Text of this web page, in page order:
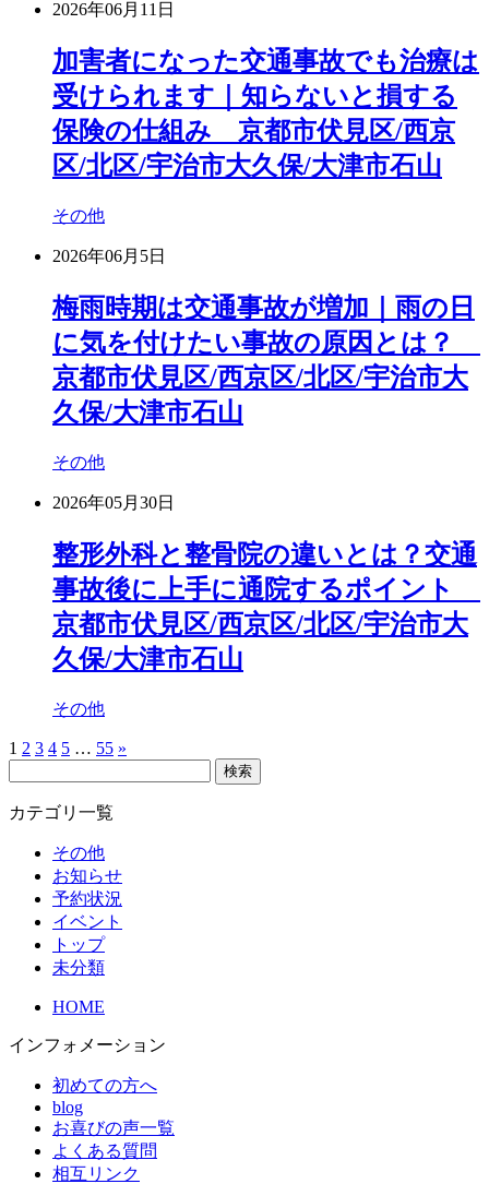
2026年06月11日
加害者になった交通事故でも治療は
受けられます｜知らないと損する
保険の仕組み 京都市伏見区/西京
区/北区/宇治市大久保/大津市石山
その他
2026年06月5日
梅雨時期は交通事故が増加｜雨の日
に気を付けたい事故の原因とは？
京都市伏見区/西京区/北区/宇治市大
久保/大津市石山
その他
2026年05月30日
整形外科と整骨院の違いとは？交通
事故後に上手に通院するポイント
京都市伏見区/西京区/北区/宇治市大
久保/大津市石山
その他
1 2 3 4 5 … 55 »
カテゴリ一覧
その他
お知らせ
予約状況
イベント
トップ
未分類
HOME
インフォメーション
初めての方へ
blog
お喜びの声一覧
よくある質問
相互リンク